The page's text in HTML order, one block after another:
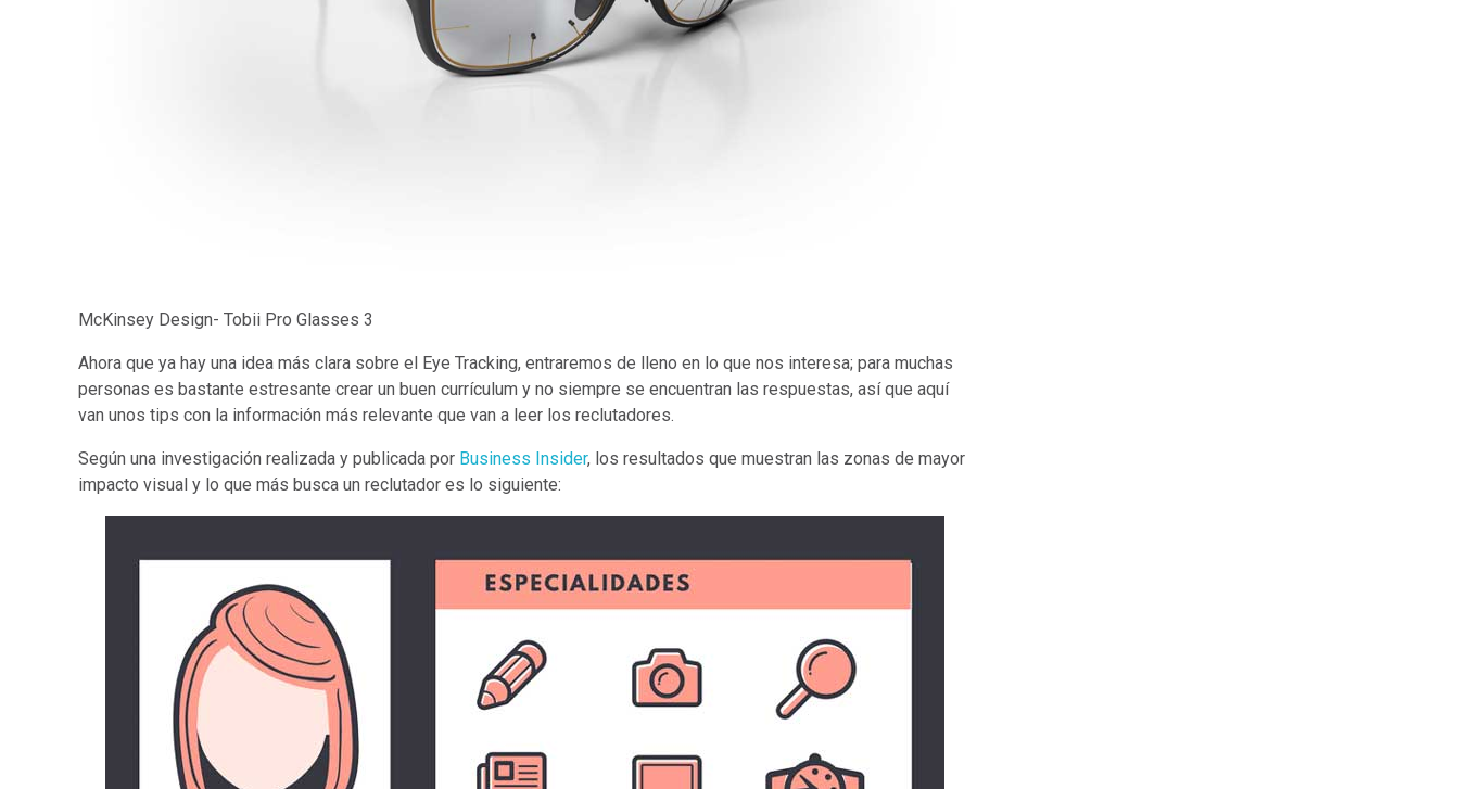
McKinsey Design- Tobii Pro Glasses 3
Ahora que ya hay una idea más clara sobre el Eye Tracking, entraremos de lleno en lo que nos interesa; para muchas
personas es bastante estresante crear un buen currículum y no siempre se encuentran las respuestas, así que aquí
van unos tips con la información más relevante que van a leer los reclutadores.
Según una investigación realizada y publicada por Business Insider, los resultados que muestran las zonas de mayor
impacto visual y lo que más busca un reclutador es lo siguiente: